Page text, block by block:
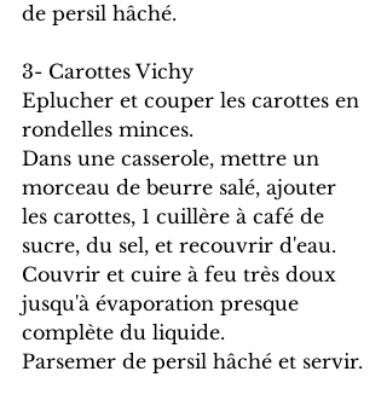
de persil hâché.
3- Carottes Vichy
Eplucher et couper les carottes en
rondelles minces.
Dans une casserole, mettre un
morceau de beurre salé, ajouter
les carottes, 1 cuillère à café de
sucre, du sel, et recouvrir d'eau.
Couvrir et cuire à feu très doux
jusqu'à évaporation presque
complète du liquide.
Parsemer de persil hâché et servir.